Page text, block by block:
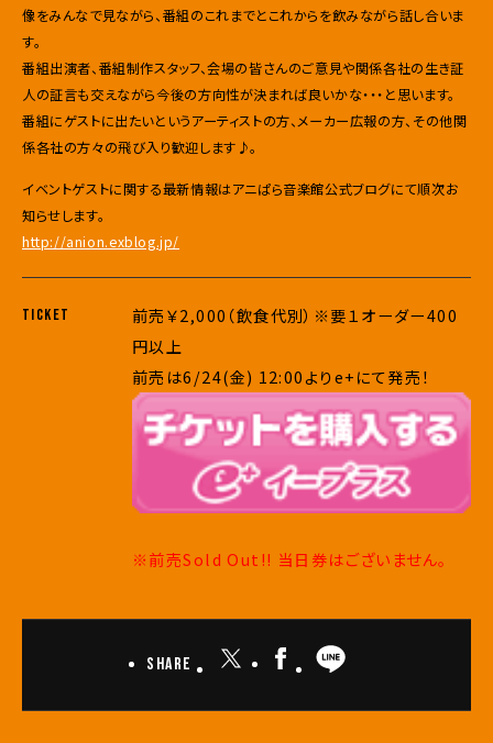
像をみんなで見ながら、番組のこれまでとこれからを飲みながら話し合いま
す。
番組出演者、番組制作スタッフ、会場の皆さんのご意見や関係各社の生き証
人の証言も交えながら今後の方向性が決まれば良いかな・・・と思います。
番組にゲストに出たいというアーティストの方、メーカー広報の方、その他関
係各社の方々の飛び入り歓迎します♪。
イベントゲストに関する最新情報はアニぱら音楽館公式ブログにて順次お
知らせします。
http://anion.exblog.jp/
TICKET
前売￥2,000（飲食代別）※要１オーダー400
円以上
前売は6/24(金) 12:00よりe+にて発売！
※前売Sold Out!! 当日券はございません。
Share